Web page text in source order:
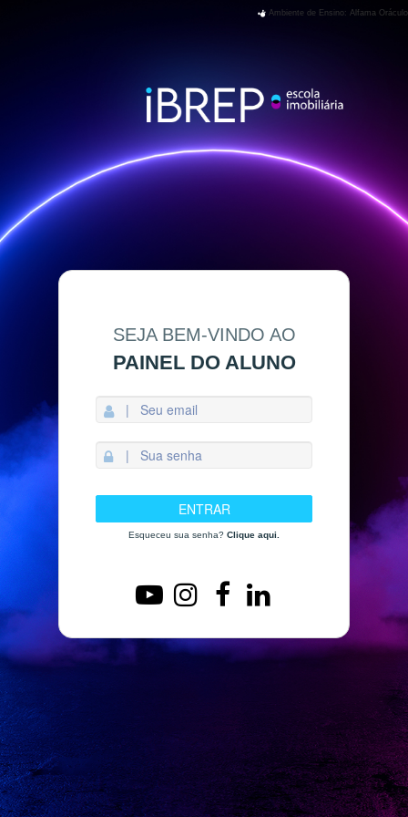
SEJA BEM-VINDO AO
PAINEL DO ALUNO
Esqueceu sua senha? Clique aqui.
Ambiente de Ensino: Alfama Oráculo